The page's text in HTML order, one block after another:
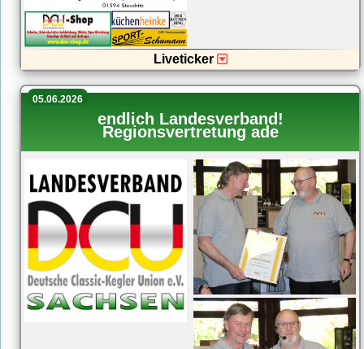
Liveticker
05.06.2026
endlich Landesverband!
Regionsvertretung ade